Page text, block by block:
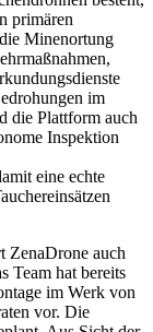
primären
Minenortung
im
die Plattform auch
Inspektion
eine echte
ZenaDrone auch
Team hat bereits
im Werk von
vor. Die